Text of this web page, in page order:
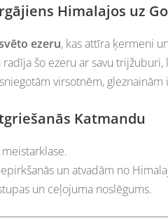
Himalajos uz
ezeru, kas attīra ķermeni
radīja šo ezeru ar savu
virsotnēm,
Katmandu
un atvadām no
un ceļojuma noslēgums.